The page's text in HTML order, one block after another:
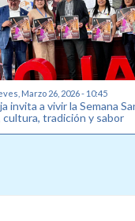
Marzo 26, 2026 - 10:45
invita a vivir la Semana
cultura, tradición y sabor